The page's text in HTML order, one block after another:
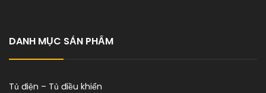
Thiết Kế, Thi Công, Lắp Đặt Phòng Lab
DANH MỤC SẢN PHẨM
Tủ điện – Tủ điều khiển